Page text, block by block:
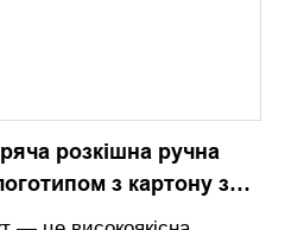
розкішна ручна
з картону з
дверцятами, що